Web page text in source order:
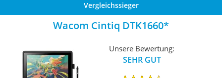
Vergleichssieger
Wacom Cintiq DTK1660
Unsere Bewertung:
SEHR GUT